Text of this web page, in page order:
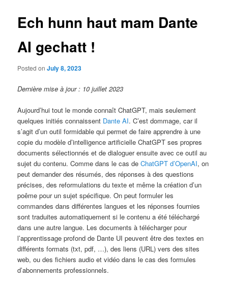
Ech hunn haut mam Dante
AI gechatt !
Posted onJuly 8, 2023
Dernière mise à jour : 10 juillet 2023
Aujourd’hui tout le monde connaît ChatGPT, mais seulement
quelques initiés connaissent Dante AI. C’est dommage, car il
s’agit d’un outil formidable qui permet de faire apprendre à une
copie du modèle d’intelligence artificielle ChatGPT ses propres
documents sélectionnés et de dialoguer ensuite avec ce outil au
sujet du contenu. Comme dans le cas deChatGPT d’OpenAI, on
peut demander des résumés, des réponses à des questions
précises, des reformulations du texte et même la création d’un
poême pour un sujet spécifique. On peut formuler les
commandes dans différentes langues et les réponses fournies
sont traduites automatiquement si le contenu a été téléchargé
dans une autre langue. Les documents à télécharger pour
l’apprentissage profond de Dante UI peuvent être des textes en
différents formats (txt, pdf, …), des liens (URL) vers des sites
web, ou des fichiers audio et vidéo dans le cas des formules
d’abonnements professionnels.